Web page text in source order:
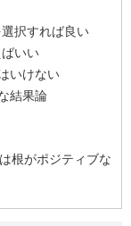
択すれば良い
いい
いけない
結果論
根がポジティブな